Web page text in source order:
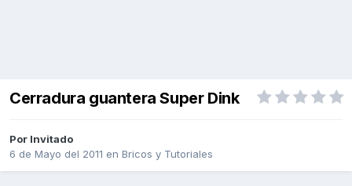
Cerradura guantera Super Dink
Por Invitado
6 de Mayo del 2011 en Bricos y Tutoriales